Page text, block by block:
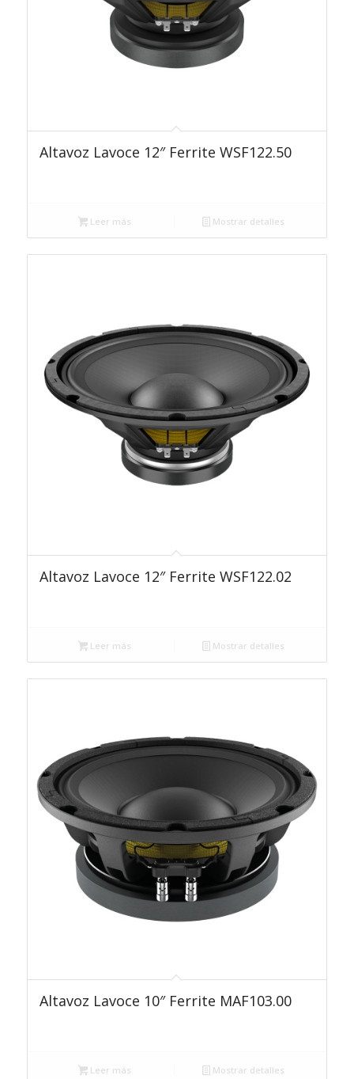
Altavoz Lavoce 12″ Ferrite WSF122.50
Leer más Mostrar detalles
Altavoz Lavoce 12″ Ferrite WSF122.02
Leer más Mostrar detalles
Altavoz Lavoce 10″ Ferrite MAF103.00
Leer más Mostrar detalles